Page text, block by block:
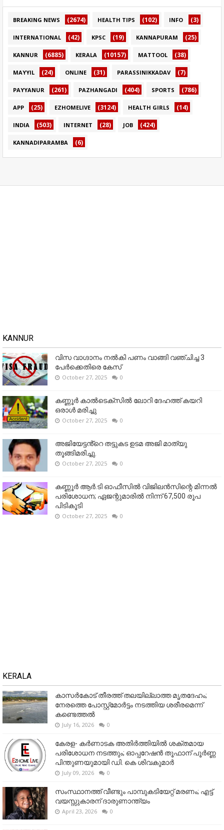
BREAKING NEWS (2674) HEALTH TIPS (102) INFO (3)
INTERNATIONAL (42) KPSC (19) KANNAPURAM (25)
KANNUR (6885) KERALA (10157) MATTOOL (38)
MAYYIL (24) ONLINE (31) PARASSINIKKADAV (7)
PAYYANUR (261) PAZHANGADI (404) SPORTS (786)
APP (25) EZHOMELIVE (3124) HEALTH GIRLS (14)
INDIA (503) INTERNET (28) JOB (424)
KANNADIPARAMBA (6)
KANNUR
വിസ വാഗ്ദാനം നൽകി പണം വാങ്ങി വഞ്ചിച്ച 3
പേർക്കെതിരെ കേസ്
October 27, 2025 0
കണ്ണൂര്‍ കാല്‍ടെക്‌സില്‍ ലോറി ദേഹത്ത് കയറി
ഒരാള്‍ മരിച്ചു
October 27, 2025 0
അജിയേട്ടൻ്റെ തട്ടുകട ഉടമ അജി മാത്യു
തൂങ്ങിമരിച്ചു.
October 27, 2025 0
കണ്ണൂര്‍ ആര്‍.ടി ഓഫീസില്‍ വിജിലൻസിന്റെ മിന്നല്‍
പരിശോധന; ഏജന്റുമാരില്‍ നിന്ന് 67,500 രൂപ
പിടികൂടി
October 27, 2025 0
KERALA
കാസർകോട് തീരത്ത് തലയില്ലാത്ത മൃതദേഹം;
നേരത്തെ പോസ്റ്റ്‌മോർട്ടം നടത്തിയ ശരീരമെന്ന്
കണ്ടെത്തൽ
July 16, 2026 0
കേരള- കർണാടക അതിർത്തിയിൽ ശക്തമായ
പരിശോധന നടത്തും; ഓപ്പറേഷൻ തൂഫാന് പൂർണ്ണ
പിന്തുണയുമായി ഡി. കെ ശിവകുമാർ
July 09, 2026 0
സംസ്ഥാനത്ത് വീണ്ടും പാമ്പുകടിയേറ്റ് മരണം; എട്ട്
വയസ്സുകാരന് ദാരുണാന്ത്യം
April 23, 2026 0